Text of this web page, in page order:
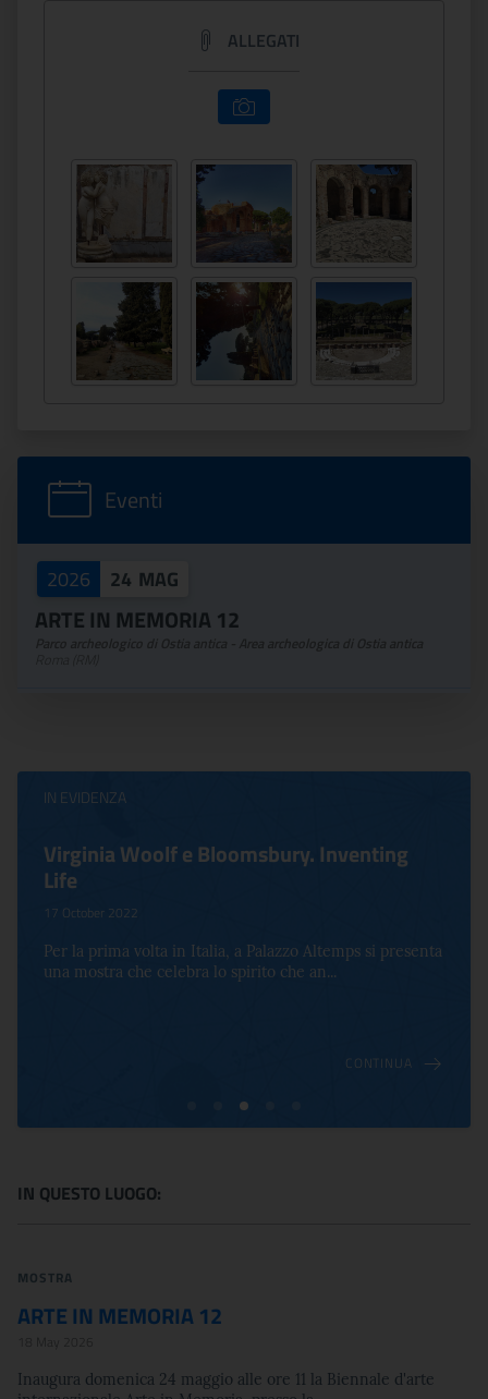
ALLEGATI
Eventi
2026 24 MAG
ARTE IN MEMORIA 12
IN EVIDENZA
Virginia Woolf e Bloomsbury. Inventing
Life
17 October 2022
Per la prima volta in Italia, a Palazzo Altemps si presenta
una mostra che celebra lo spirito che an...
CONTINUA
IN QUESTO LUOGO:
MOSTRA
ARTE IN MEMORIA 12
Inaugura domenica 24 maggio alle ore 11 la Biennale d'arte